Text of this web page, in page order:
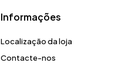
Informações
Localização da loja
Contacte-nos